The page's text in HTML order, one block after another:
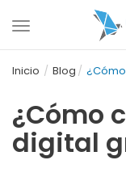
Toggle
Inicio Blog
¿Cómo
digital